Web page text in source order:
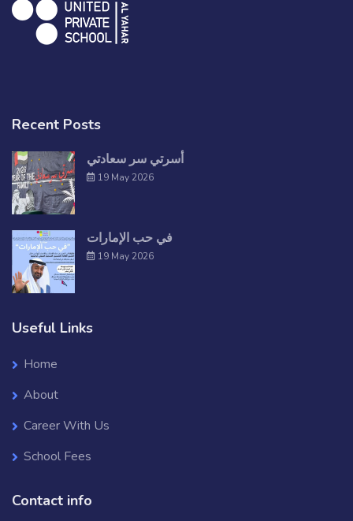
Recent Posts
أسرتي سر سعادتي
19 May 2026
في حب الإمارات
19 May 2026
Useful Links
Home
About
Career With Us
School Fees
Contact info